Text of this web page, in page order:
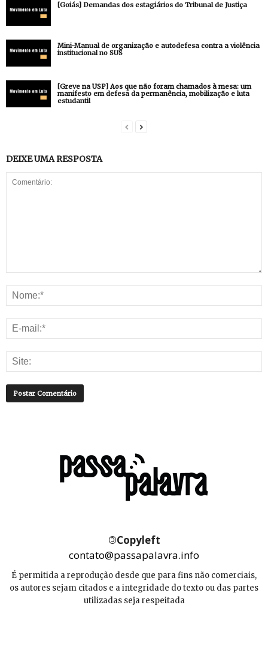
[Goiás] Demandas dos estagiários do Tribunal de Justiça
Mini-Manual de organização e autodefesa contra a violência
institucional no SUS
[Greve na USP] Aos que não foram chamados à mesa: um
manifesto em defesa da permanência, mobilização e luta
estudantil
DEIXE UMA RESPOSTA
©Copyleft
contato@passapalavra.info
É permitida a reprodução desde que para fins não comerciais,
os autores sejam citados e a integridade do texto ou das partes
utilizadas seja respeitada